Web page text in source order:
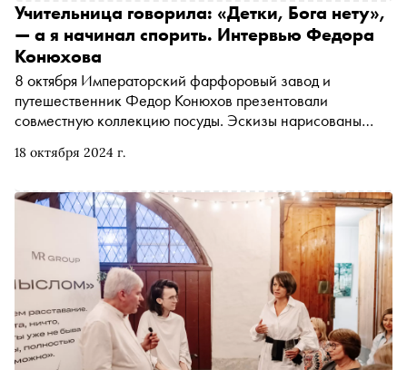
18 октября 2024 г.
Учительница говорила: «Детки, Бога нету»,
— а я начинал спорить. Интервью Федора
Конюхова
8 октября Императорский фарфоровый завод и
путешественник Федор Конюхов презентовали
совместную коллекцию посуды. Эскизы нарисованы
«Снобу» путешественник рассказал, почему предпочел
атеистами в советской школе, за что любит Льва
Толстого и в чем польза романа «Робинзон Крузо»